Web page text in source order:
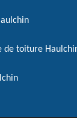
de toiture